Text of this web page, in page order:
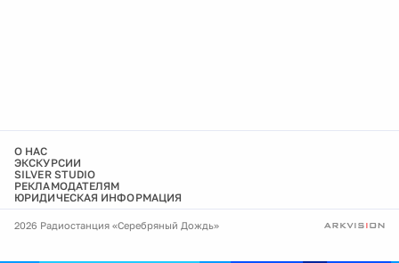
О НАС
ЭКСКУРСИИ
SILVER STUDIO
РЕКЛАМОДАТЕЛЯМ
ЮРИДИЧЕСКАЯ ИНФОРМАЦИЯ
2026 Радиостанция «Серебряный Дождь»